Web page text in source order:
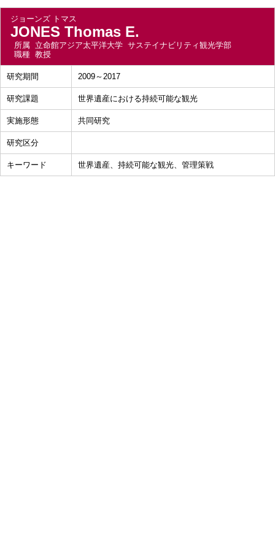
ジョーンズ トマス
JONES Thomas E.
所属 立命館アジア太平洋大学 サステイナビリティ観光学部
職種 教授
研究期間 2009～2017
研究課題 世界遺産における持続可能な観光
実施形態 共同研究
研究区分
キーワード 世界遺産、持続可能な観光、管理策戦